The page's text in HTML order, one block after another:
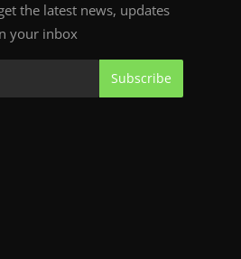
the latest news, updates
your inbox
Subscribe